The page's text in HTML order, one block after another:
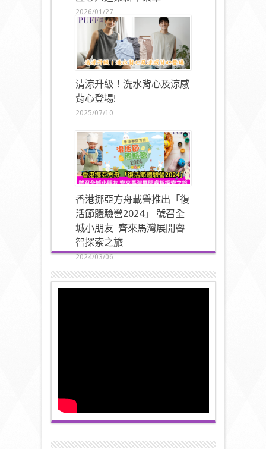
2026/01/27
清涼升級！洗水背心及涼感
背心登場!
2025/07/10
香港挪亞方舟載譽推出「復
活節體驗營2024」 號召全
城小朋友 齊來馬灣展開睿
智探索之旅
2024/03/06